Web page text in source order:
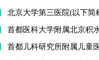
北京大学第三医院(以下简
首都医科大学附属北京积
首都儿科研究所附属儿童